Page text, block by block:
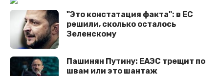
"Это констатация факта": в ЕС
решили, сколько осталось
Зеленскому
Пашинян Путину: ЕАЭС трещит по
швам или это шантаж